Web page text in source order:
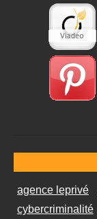
agence leprivé
cybercriminalité